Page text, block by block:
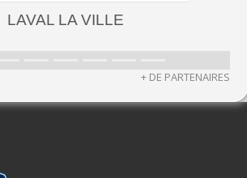
LAVAL LA VILLE
+ DE PARTENAIRES